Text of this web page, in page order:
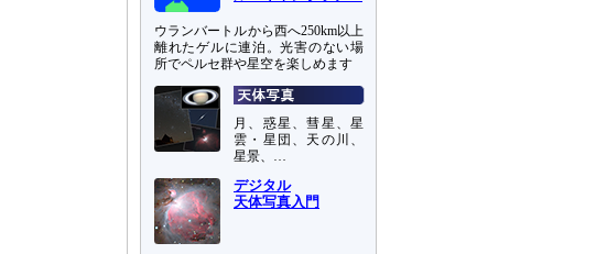
ウランバートルから西へ250km以上
離れたゲルに連泊。光害のない場
所でペルセ群や星空を楽しめます
月、惑星、彗星、星
雲・星団、天の川、
星景、…
デジタル
天体写真入門